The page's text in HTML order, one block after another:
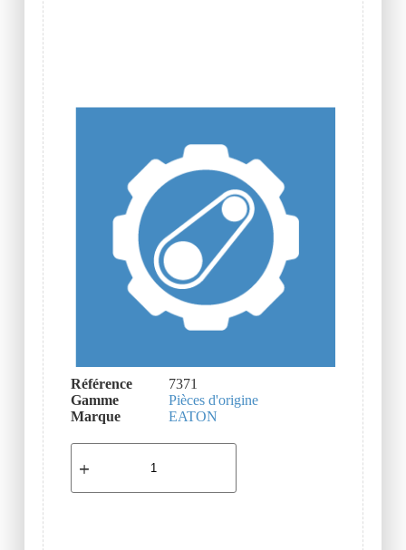
Référence
7371
Gamme
Pièces d'origine
Marque
EATON